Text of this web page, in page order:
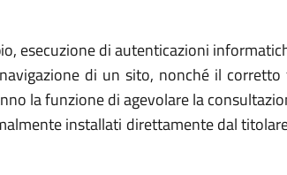
esecuzione di autenticazioni
di un sito, nonché il
la funzione di agevolare la
installati direttamente dal